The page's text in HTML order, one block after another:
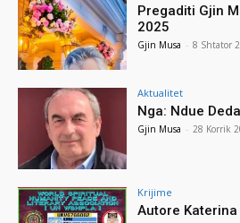
Pregaditi Gjin
2025
Gjin Musa - 8 Shtator
Aktualitet
Nga: Ndue
Gjin Musa - 28 Korrik
Krijime
Autore